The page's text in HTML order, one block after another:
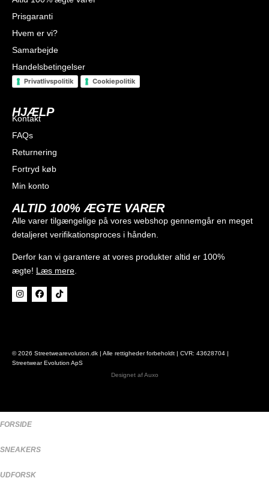
Prisgaranti
Hvem er vi?
Samarbejde
Handelsbetingelser
Privatlivspolitik Cookiepolitik
HJÆLP
Kontakt
FAQs
Returnering
Fortryd køb
Min konto
ALTID 100% ÆGTE VARER
Alle varer tilgængelige på vores webshop gennemgår en meget
detaljeret verifikationsproces i hånden.
Derfor kan vi garantere at vores produkter altid er 100%
ægte! Læs mere
© 2026 Streetwearevolution.dk | Alle rettigheder forbeholdt | CVR: 43628704 |
Streetwear Evolution ApS
Designet afAuxo
FORSIDE
SNEAKERS
UDFORSK